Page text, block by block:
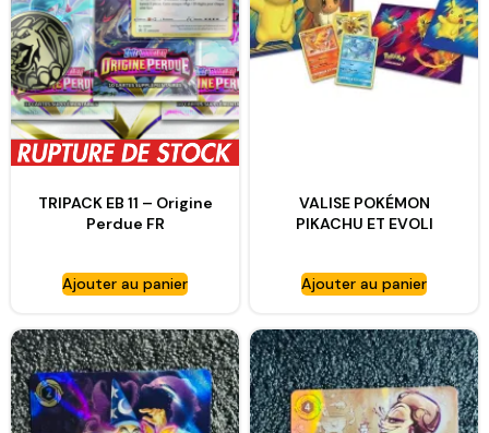
TRIPACK EB 11 – Origine
Perdue FR
Ajouter au panier
VALISE POKÉMON
PIKACHU ET EVOLI
Ajouter au panier